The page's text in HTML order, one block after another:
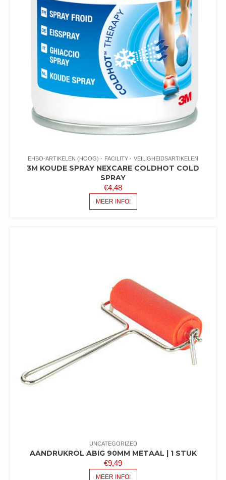
EHBO-ARTIKELEN (HOOG) FACILITY VEILIGHEIDSARTIKELEN
3M KOUDE SPRAY NEXCARE COLDHOT COLD
SPRAY
€4,48
MEER INFO!
UNCATEGORIZED
AANDRUKROL ABIG 90MM METAAL | 1 STUK
€9,49
MEER INFO!